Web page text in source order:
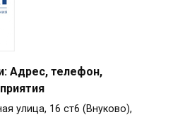
Адрес, телефон,
улица, 16 ст6 (Внуково),